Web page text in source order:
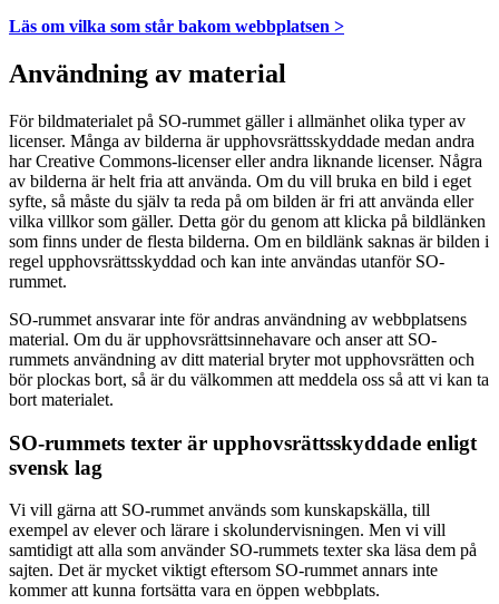
Läs om vilka som står bakom webbplatsen >
Användning av material
För bildmaterialet på SO-rummet gäller i allmänhet olika typer av
licenser. Många av bilderna är upphovsrättsskyddade medan andra
har Creative Commons-licenser eller andra liknande licenser. Några
av bilderna är helt fria att använda. Om du vill bruka en bild i eget
syfte, så måste du själv ta reda på om bilden är fri att använda eller
vilka villkor som gäller. Detta gör du genom att klicka på bildlänken
som finns under de flesta bilderna. Om en bildlänk saknas är bilden i
regel upphovsrättsskyddad och kan inte användas utanför SO-
rummet.
SO-rummet ansvarar inte för andras användning av webbplatsens
material. Om du är upphovsrättsinnehavare och anser att SO-
rummets användning av ditt material bryter mot upphovsrätten och
bör plockas bort, så är du välkommen att meddela oss så att vi kan ta
bort materialet.
SO-rummets texter är upphovsrättsskyddade enligt
svensk lag
Vi vill gärna att SO-rummet används som kunskapskälla, till
exempel av elever och lärare i skolundervisningen. Men vi vill
samtidigt att alla som använder SO-rummets texter ska läsa dem på
sajten. Det är mycket viktigt eftersom SO-rummet annars inte
kommer att kunna fortsätta vara en öppen webbplats.